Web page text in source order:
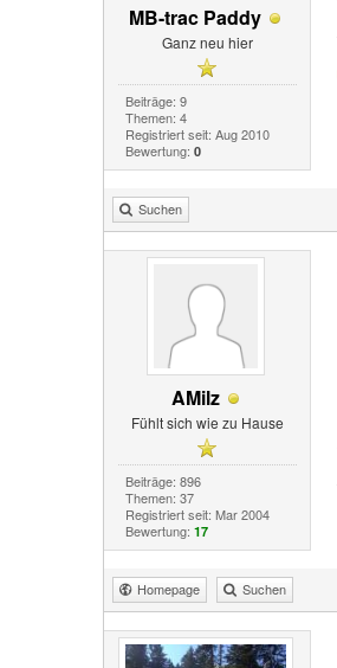
MB-trac Paddy
Ganz neu hier
Beiträge: 9
Themen: 4
Registriert seit: Aug 2010
Bewertung: 0
Suchen
AMilz
Fühlt sich wie zu Hause
Beiträge: 896
Themen: 37
Registriert seit: Mar 2004
Bewertung: 17
Homepage Suchen